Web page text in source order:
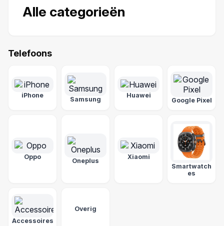
Alle categorieën
Telefoons
iPhone
Samsung
Huawei
Google Pixel
Oppo
Oneplus
Xiaomi
Smartwatch
es
Accessoires
Overig